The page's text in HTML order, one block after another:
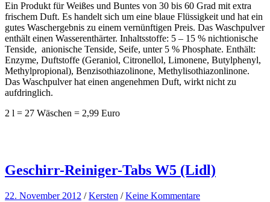
Ein Produkt für Weißes und Buntes von 30 bis 60 Grad mit extra
frischem Duft. Es handelt sich um eine blaue Flüssigkeit und hat ein
gutes Waschergebnis zu einem vernünftigen Preis. Das Waschpulver
enthält einen Wasserenthärter. Inhaltsstoffe: 5 – 15 % nichtionische
Tenside, anionische Tenside, Seife, unter 5 % Phosphate. Enthält:
Enzyme, Duftstoffe (Geraniol, Citronellol, Limonene, Butylphenyl,
Methylpropional), Benzisothiazolinone, Methylisothiazonlinone.
Das Waschpulver hat einen angenehmen Duft, wirkt nicht zu
aufdringlich.
2 l = 27 Wäschen = 2,99 Euro
Geschirr-Reiniger-Tabs W5 (Lidl)
22. November 2012 /Kersten /Keine Kommentare